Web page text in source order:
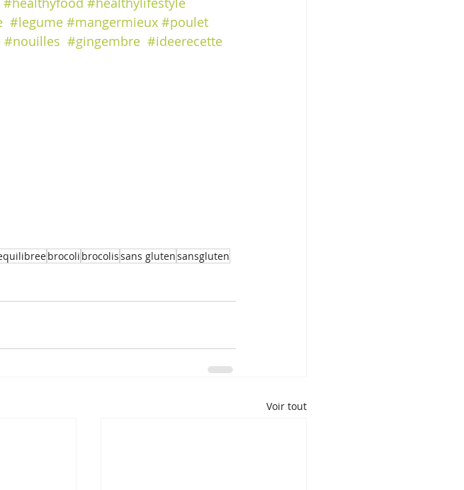
#legume #mangermieux #poulet
#nouilles #gingembre #ideerecette
brocoli brocolissans glutensansgluten
Voir tout